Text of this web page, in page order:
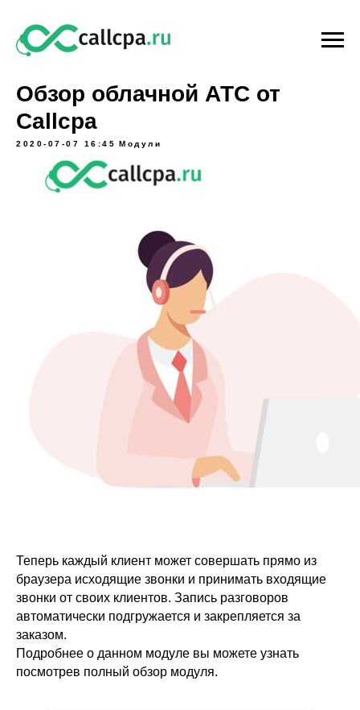
Обзор облачной АТС от
Callcpa
2020-07-07 16:45 Модули
Теперь каждый клиент может совершать прямо из
браузера исходящие звонки и принимать входящие
звонки от своих клиентов. Запись разговоров
автоматически подгружается и закрепляется за
заказом.
Подробнее о данном модуле вы можете узнать
посмотрев полный обзор модуля.